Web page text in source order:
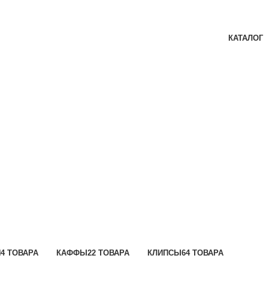
КАТАЛОГ
4 ТОВАРА КАФФЫ 22 ТОВАРА КЛИПСЫ 64 ТОВАРА